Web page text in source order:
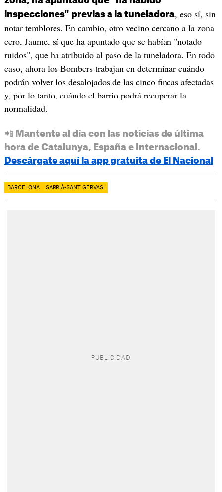
inspecciones" previas a la tuneladora, eso sí, sin
notar temblores. En cambio, otro vecino cercano a la zona
cero, Jaume, sí que ha apuntado que se habían "notado
ruidos", que ha atribuido al paso de la tuneladora. En todo
caso, ahora los Bombers trabajan en determinar cuándo
podrán volver los desalojados de las cinco fincas afectadas
y, por lo tanto, cuándo el barrio podrá recuperar la
normalidad.
📲 Mantente al día con las noticias de última
hora de Catalunya, España e Internacional.
Descárgate aquí la app gratuita de El Nacional
BARCELONA SARRIÀ-SANT GERVASI